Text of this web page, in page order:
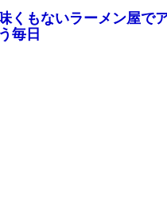
くもないラーメン屋で
毎日